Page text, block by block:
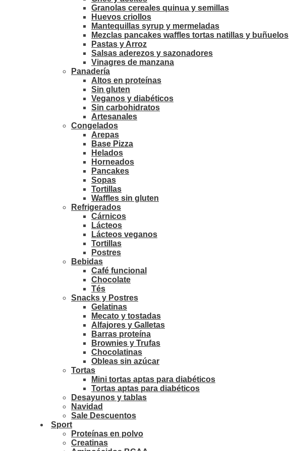
Granolas cereales quinua y semillas
Huevos criollos
Mantequillas syrup y mermeladas
Mezclas pancakes waffles tortas natillas y buñuelos
Pastas y Arroz
Salsas aderezos y sazonadores
Vinagres de manzana
Panadería
Altos en proteínas
Sin gluten
Veganos y diabéticos
Sin carbohidratos
Artesanales
Congelados
Arepas
Base Pizza
Helados
Horneados
Pancakes
Sopas
Tortillas
Waffles sin gluten
Refrigerados
Cárnicos
Lácteos
Lácteos veganos
Tortillas
Postres
Bebidas
Café funcional
Chocolate
Tés
Snacks y Postres
Gelatinas
Mecato y tostadas
Alfajores y Galletas
Barras proteína
Brownies y Trufas
Chocolatinas
Obleas sin azúcar
Tortas
Mini tortas aptas para diabéticos
Tortas aptas para diabéticos
Desayunos y tablas
Navidad
Sale Descuentos
Sport
Proteínas en polvo
Creatinas